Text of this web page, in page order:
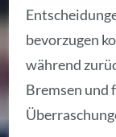
bevorzugen
während
Bremsen und